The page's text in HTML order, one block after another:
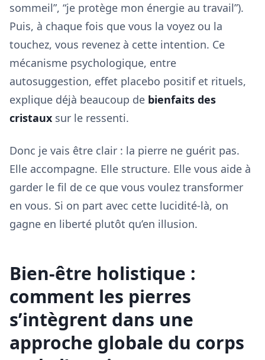
sommeil”, “je protège mon énergie au travail”).
Puis, à chaque fois que vous la voyez ou la
touchez, vous revenez à cette intention. Ce
mécanisme psychologique, entre
autosuggestion, effet placebo positif et rituels,
explique déjà beaucoup de bienfaits des
cristaux sur le ressenti.
Donc je vais être clair : la pierre ne guérit pas.
Elle accompagne. Elle structure. Elle vous aide à
garder le fil de ce que vous voulez transformer
en vous. Si on part avec cette lucidité-là, on
gagne en liberté plutôt qu’en illusion.
Bien-être holistique :
comment les pierres
s’intègrent dans une
approche globale du corps